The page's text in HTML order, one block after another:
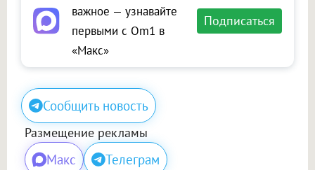
важное — узнавайте
первыми с Om1 в
«Макс»
Подписаться
Сообщить новость
Размещение рекламы
Макс Телеграм